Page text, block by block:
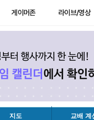
게이머존 라이브/영상
지도 교배 계